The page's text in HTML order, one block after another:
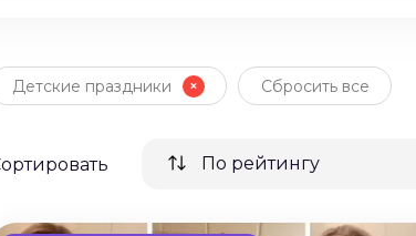
Детские праздники Сбросить все
По рейтингу